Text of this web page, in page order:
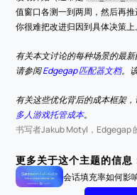
值窗口各测一到两周，然后再
你很难把改进归因到具体决策上。
有关本文讨论的每种场景的最
请参阅 Edgegap 匹配器文档。
有关这些优化背后的成本框架，
多人游戏托管成本。
书写者Jakub Motyl，Edgegap
更多关于这个主题的信息
会话填充率如何影